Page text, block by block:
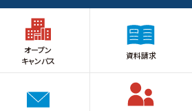
オープン
キャンパス
資料請求